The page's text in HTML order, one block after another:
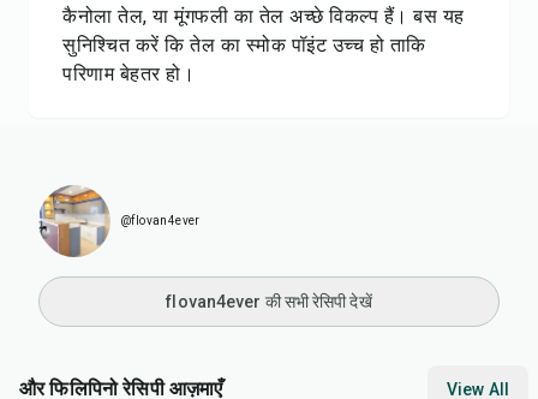
कैनोला तेल, या मूंगफली का तेल अच्छे विकल्प हैं। बस यह
सुनिश्चित करें कि तेल का स्मोक पॉइंट उच्च हो ताकि
परिणाम बेहतर हो।
@flovan4ever
flovan4ever की सभी रेसिपी देखें
और फिलिपिनो रेसिपी आज़माएँ View All